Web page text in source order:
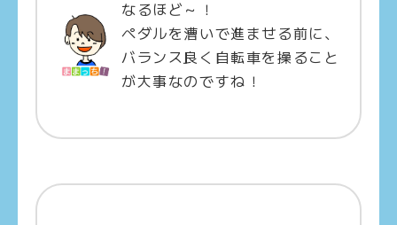
なるほど～！
ペダルを漕いで進ませる前に、
バランス良く自転車を操ること
が大事なのですね！